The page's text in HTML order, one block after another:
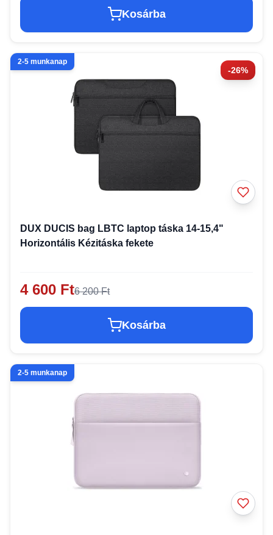
Kosárba
-26%
2-5 munkanap
DUX DUCIS bag LBTC laptop táska 14-15,4"
Horizontális Kézitáska fekete
4 600 Ft6 200 Ft
Kosárba
2-5 munkanap